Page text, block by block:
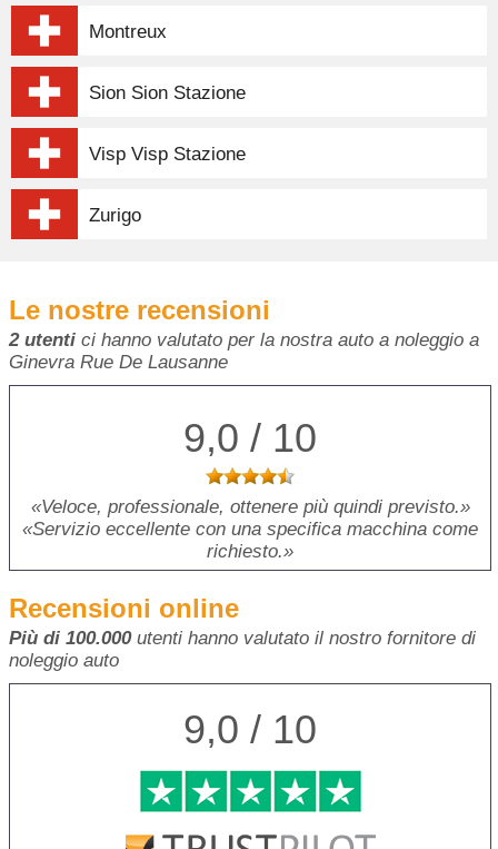
Montreux
Sion Sion Stazione
Visp Visp Stazione
Zurigo
Le nostre recensioni
2 utenti ci hanno valutato per la nostra auto a noleggio a
Ginevra Rue De Lausanne
9,0 / 10
Veloce, professionale, ottenere più quindi previsto.
Servizio eccellente con una specifica macchina come
richiesto.
Recensioni online
Più di 100.000utenti hanno valutato il nostro fornitore di
noleggio auto
9,0 / 10